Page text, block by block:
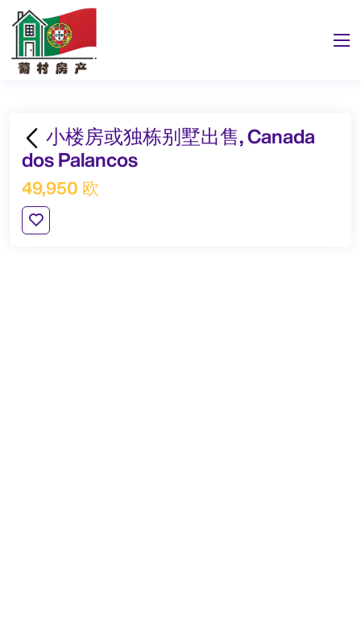
小楼房或独栋别墅出售, Canada
dos Palancos
49,950 欧